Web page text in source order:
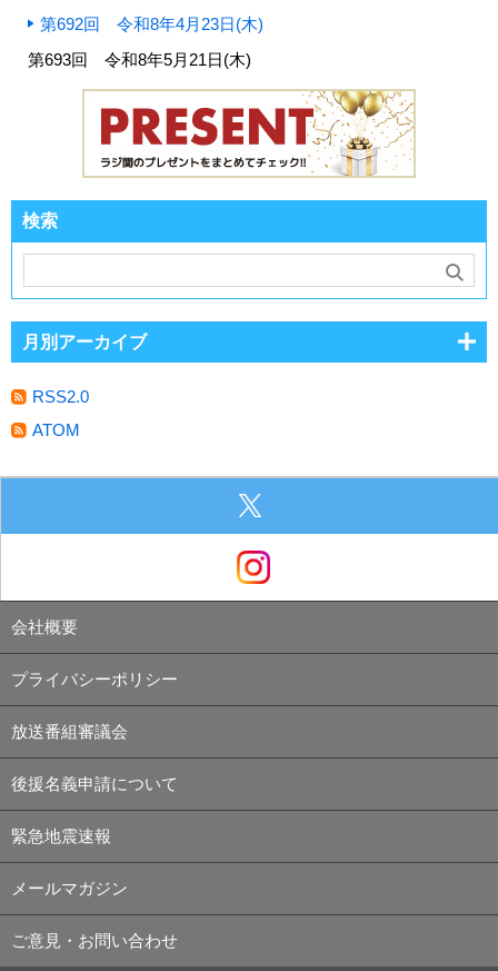
第692回 令和8年4月23日(木)
第693回 令和8年5月21日(木)
検索
月別アーカイブ
RSS2.0
ATOM
会社概要
プライバシーポリシー
放送番組審議会
後援名義申請について
緊急地震速報
メールマガジン
ご意見・お問い合わせ